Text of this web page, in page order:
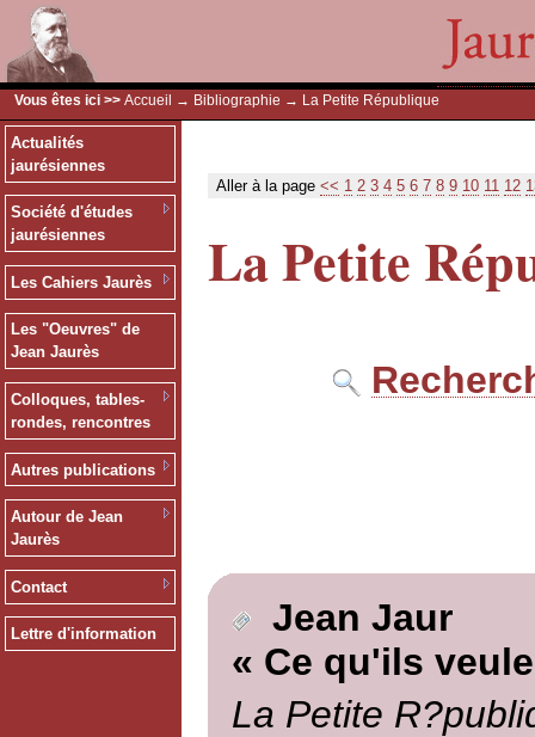
Vous êtes ici >> Accueil → Bibliographie → La Petite République
Actualités
jaurésiennes
Société d'études
jaurésiennes
Les Cahiers Jaurès
Les "Oeuvres" de
Jean Jaurès
Colloques, tables-
rondes, rencontres
Autres publications
Autour de Jean
Jaurès
Contact
Lettre d'information
Aller à la page << 1 2 3 4 5 6 7 8 9 10 11 12
La Petite
Jean Jaur
« Ce qu'ils
La Petite